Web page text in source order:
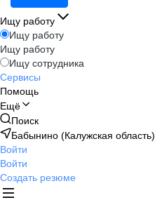
Ищу работу
Ищу работу
Ищу работу
Ищу сотрудника
Сервисы
Помощь
Ещё
Поиск
Бабынино (Калужская область)
Войти
Войти
Создать резюме